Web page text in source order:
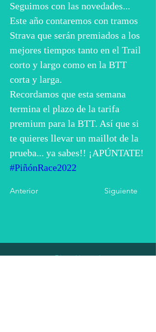
Anterior Siguiente
Seguimos con las novedades...
Este año contaremos con tramos
Strava que serán premiados a los
mejores tiempos tanto en el Trail
corto y largo como en la BTT
corta y larga.
Recordamos que esta semana
termina el plazo de la tarifa
premium para la BTT. Así que si
te quieres llevar un maillot de la
prueba... ya sabes!! ¡APÚNTATE!
#PiñónRace2022
Plaza Mayor 1